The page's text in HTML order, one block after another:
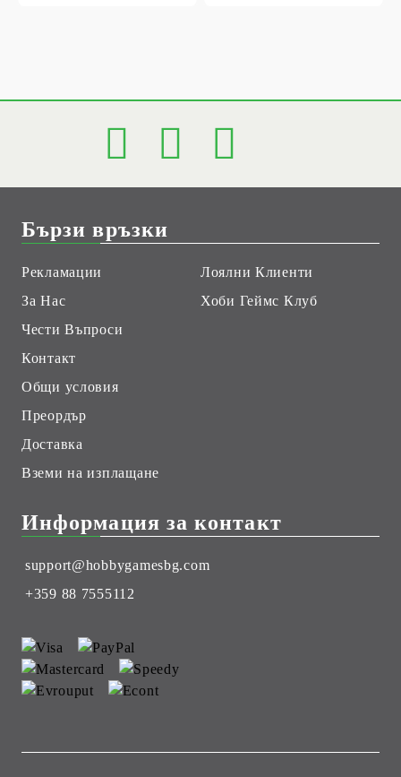
Бързи връзки
Рекламации
За Нас
Чести Въпроси
Контакт
Общи условия
Преордър
Доставка
Вземи на изплащане
Лоялни Клиенти
Хоби Геймс Клуб
Информация за контакт
support@hobbygamesbg.com
+359 88 7555112